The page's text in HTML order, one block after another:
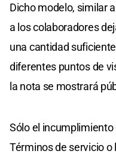
Dicho modelo, similar
a los colaboradores
una cantidad
diferentes puntos de
la nota se mostrará
Sólo el incumplimiento
Términos de servicio o